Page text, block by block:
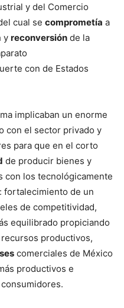
y del Comercio
cual se comprometía a
y reconversión de la
con de Estados
implicaban un enorme
con el sector privado y
para que en el corto
de producir bienes y
con los tecnológicamente
fortalecimiento de un
de competitividad,
equilibrado propiciando
productivos,
comerciales de México
productivos e